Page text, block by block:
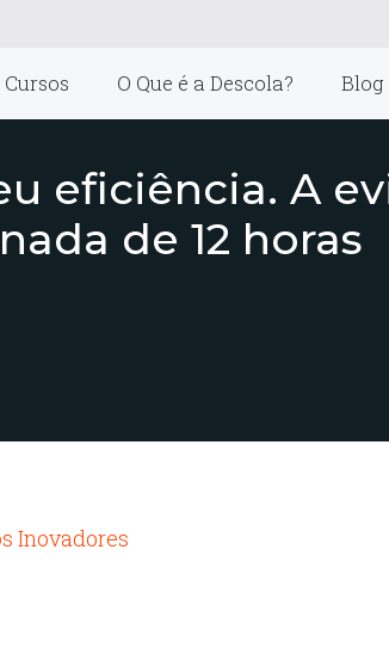
Cursos O Que é a Descola? Blog
eficiência. A
de 12 horas
Inovadores